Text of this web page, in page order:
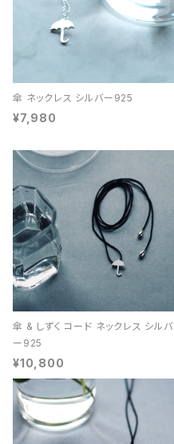
傘 ネックレス シルバー925
¥7,980
傘 & しずく コード ネックレス シルバ
ー925
¥10,800